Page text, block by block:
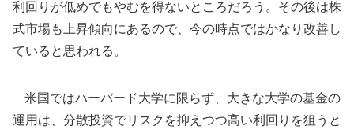
利回りが低めでもやむを得ないところだろう。その後は株
式市場も上昇傾向にあるので、今の時点ではかなり改善し
ていると思われる。
米国ではハーバード大学に限らず、大きな大学の基金の
運用は、分散投資でリスクを抑えつつ高い利回りを狙うと